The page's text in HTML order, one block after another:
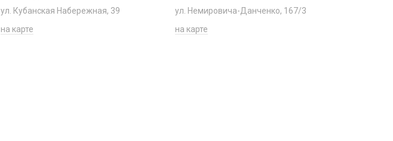
ул. Кубанская Набережная, 39
на карте
ул. Немировича-Данченко, 167/3
на карте